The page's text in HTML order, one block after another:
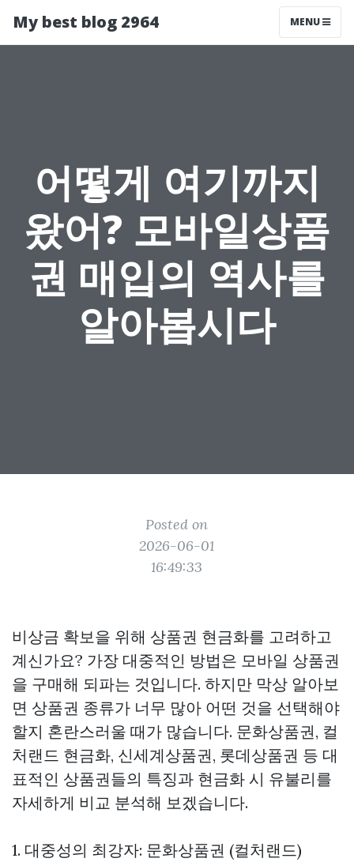
My best blog 2964 MENU
어떻게 여기까지
왔어? 모바일상품
권 매입의 역사를
알아봅시다
Posted on
2026-06-01
16:49:33
비상금 확보을 위해 상품권 현금화를 고려하고
계신가요? 가장 대중적인 방법은 모바일 상품권
을 구매해 되파는 것입니다. 하지만 막상 알아보
면 상품권 종류가 너무 많아 어떤 것을 선택해야
할지 혼란스러울 때가 많습니다. 문화상품권, 컬
처랜드 현금화, 신세계상품권, 롯데상품권 등 대
표적인 상품권들의 특징과 현금화 시 유불리를
자세하게 비교 분석해 보겠습니다.
1. 대중성의 최강자: 문화상품권 (컬처랜드)